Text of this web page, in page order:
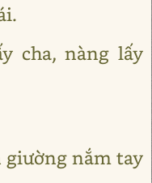
cha, nàng lấy
giường nắm tay